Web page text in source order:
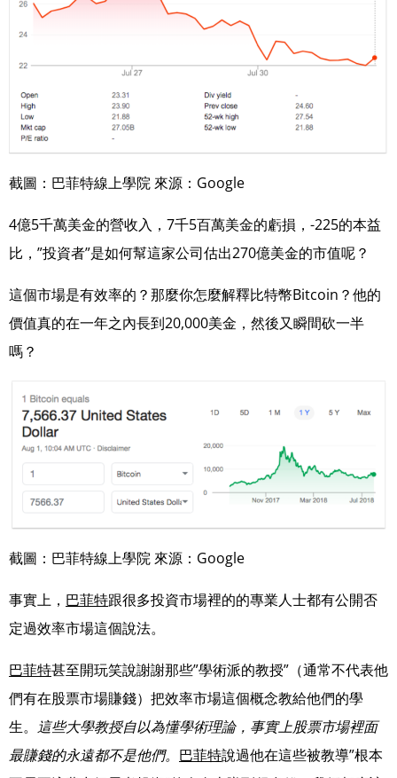
截圖：巴菲特線上學院 來源：Google
4億5千萬美金的營收入，7千5百萬美金的虧損，-225的本益
比，”投資者”是如何幫這家公司估出270億美金的市值呢？
這個市場是有效率的？那麼你怎麼解釋比特幣Bitcoin？他的
價值真的在一年之內長到20,000美金，然後又瞬間砍一半
嗎？
截圖：巴菲特線上學院 來源：Google
事實上， 巴菲特跟很多投資市場裡的的專業人士都有公開否
定過效率市場這個說法。
巴菲特甚至開玩笑說謝謝那些”學術派的教授”（通常不代表他
們有在股票市場賺錢）把效率市場這個概念教給他們的學
生。 這些大學教授自以為懂學術理論，事實上股票市場裡面
最賺錢的永遠都不是他們。 巴菲特說過他在這些被教導”根本